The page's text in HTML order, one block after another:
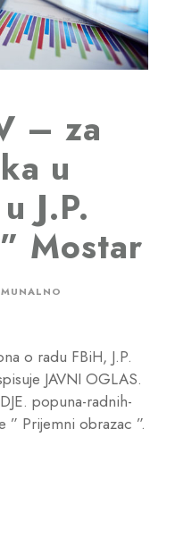
– za
u
J.P.
Mostar
o radu FBiH, J.P.
JAVNI OGLAS.
popuna-radnih-
” Prijemni obrazac ”.